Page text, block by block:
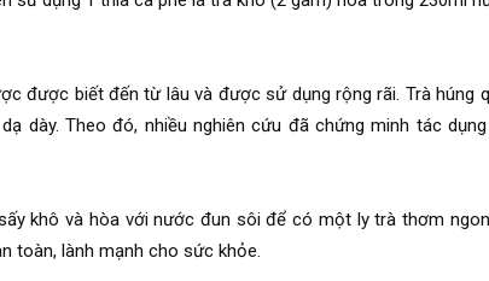
được biết đến từ lâu và được sử dụng rộng rãi. Trà húng
dày. Theo đó, nhiều nghiên cứu đã chứng minh tác
khô và hòa với nước đun sôi để có một ly trà thơm
toàn, lành mạnh cho sức khỏe.